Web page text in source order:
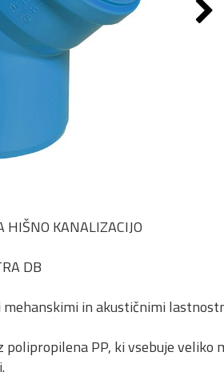
KANALIZACIJO
DB
in akustičnimi
PP, ki vsebuje